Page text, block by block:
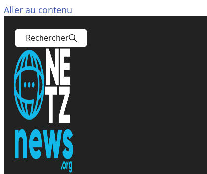
Aller au contenu
Rechercher